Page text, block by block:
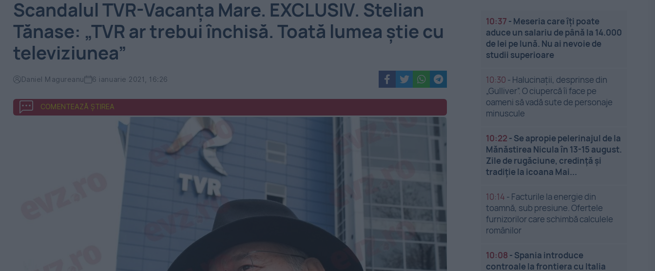
Scandalul TVR-Vacanța Mare. EXCLUSIV. Stelian
Tănase: „TVR ar trebui închisă. Toată lumea ştie cu
televiziunea”
Daniel Magureanu 6 ianuarie 2021, 16:26
COMENTEAZĂ ȘTIREA
10:37 - Meseria care îți poate
aduce un salariu de până la 14.000
de lei pe lună. Nu ai nevoie de
studii superioare
10:30 - Halucinații, desprinse din
„Gulliver”. O ciupercă îi face pe
oameni să vadă sute de personaje
minuscule
10:22 - Se apropie pelerinajul de la
Mănăstirea Nicula în 13-15 august.
Zile de rugăciune, credință și
tradiție la icoana Mai...
10:14 - Facturile la energie din
toamnă, sub presiune. Ofertele
furnizorilor care schimbă calculele
românilor
10:08 - Spania introduce
controale la frontiera cu Italia